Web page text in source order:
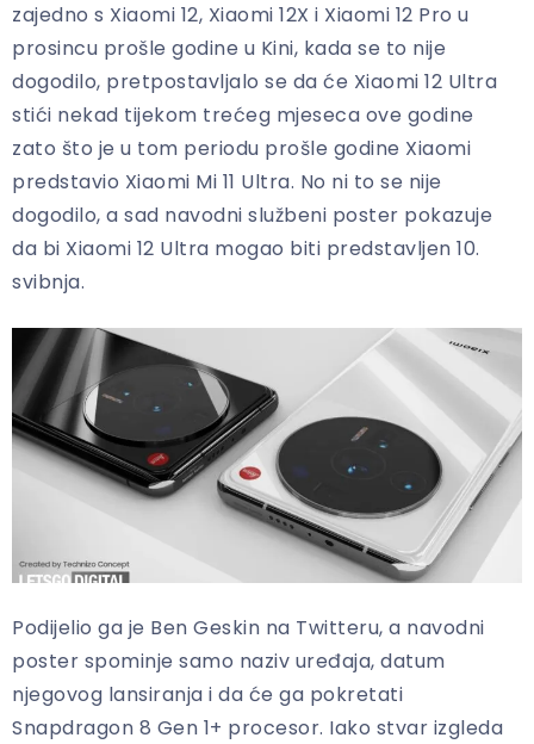
zajedno s Xiaomi 12, Xiaomi 12X i Xiaomi 12 Pro u
prosincu prošle godine u Kini, kada se to nije
dogodilo, pretpostavljalo se da će Xiaomi 12 Ultra
stići nekad tijekom trećeg mjeseca ove godine
zato što je u tom periodu prošle godine Xiaomi
predstavio Xiaomi Mi 11 Ultra. No ni to se nije
dogodilo, a sad navodni službeni poster pokazuje
da bi Xiaomi 12 Ultra mogao biti predstavljen 10.
svibnja.
Podijelio ga je Ben Geskin na Twitteru, a navodni
poster spominje samo naziv uređaja, datum
njegovog lansiranja i da će ga pokretati
Snapdragon 8 Gen 1+ procesor. Iako stvar izgleda